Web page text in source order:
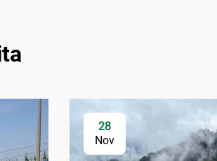
28
Nov